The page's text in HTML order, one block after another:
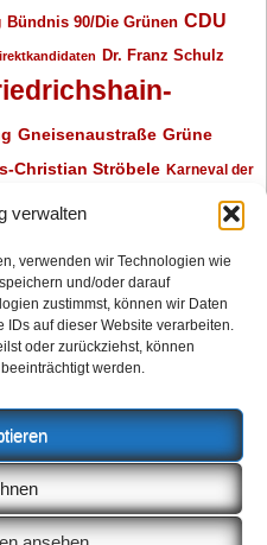
verwalten
verwenden wir Technologien wie
und/oder darauf
zustimmst, können wir Daten
auf dieser Website verarbeiten.
oder zurückziehst, können
werden.
Bündnis 90/Die Grünen CDU
Dr. Franz Schulz
Gneisenaustraße Grüne
Christian Ströbele Karneval der
Piratenpartei Polizeimeldungen